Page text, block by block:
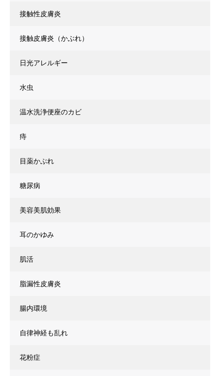
接触性皮膚炎
接触皮膚炎（かぶれ）
日光アレルギー
水虫
温水洗浄便座のカビ
痔
目薬かぶれ
糖尿病
美容美肌効果
耳のかゆみ
肌活
脂漏性皮膚炎
腸内環境
自律神経も乱れ
花粉症